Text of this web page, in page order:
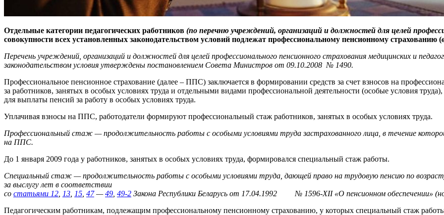
Отдельные категории педагогических работников (по перечню учреждений, организаций и должностей для целей
совокупности всех установленных законодательством условий подлежат профессиональному пенсионному страхованию (
Перечень учреждений, организаций и должностей для целей профессионального пенсионного страхования медицинских и
законодательством условия утверждены постановлением Совета Министров от 09.10.2008 № 1490.
Профессиональное пенсионное страхование (далее – ППС) заключается в формировании средств за счет взносов на
за работников, занятых в особых условиях труда и отдельными видами профессиональной деятельности (особые условия
для выплаты пенсий за работу в особых условиях труда.
Уплачивая взносы на ППС, работодатели формируют профессиональный стаж работников, занятых в особых условиях труда.
Профессиональный стаж — продолжительность работы с особыми условиями труда застрахованного лица, в течение которой
на ППС.
До 1 января 2009 года у работников, занятых в особых условиях труда, формировался специальный стаж работы.
Специальный стаж — продолжительность работы с особыми условиями труда, дающей право на трудовую пенсию по
за выслугу лет в соответствии
со статьями 12 13 15 47—49 49-2 Закона Республики Беларусь от 17.04.1992 № 1596-XII «О пенсионном обеспечении»
Педагогическим работникам, подлежащим профессиональному пенсионному страхованию, у которых специальный стаж